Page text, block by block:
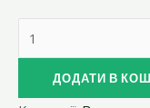
Жовта
Булочка
(Yellow
ДОДАТИ В